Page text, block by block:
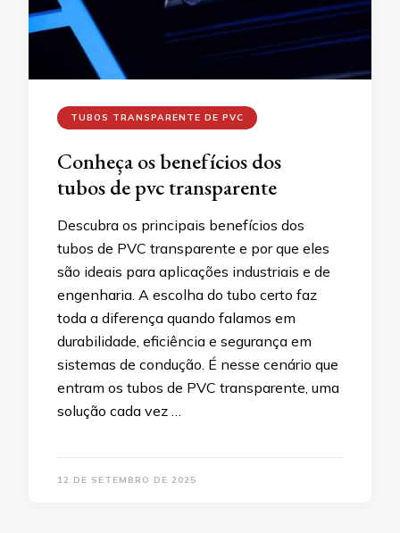
TUBOS TRANSPARENTE DE PVC
Conheça os benefícios dos
tubos de pvc transparente
Descubra os principais benefícios dos
tubos de PVC transparente e por que eles
são ideais para aplicações industriais e de
engenharia. A escolha do tubo certo faz
toda a diferença quando falamos em
durabilidade, eficiência e segurança em
sistemas de condução. É nesse cenário que
entram os tubos de PVC transparente, uma
solução cada vez …
12 DE SETEMBRO DE 2025